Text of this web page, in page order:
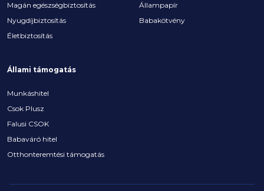
Magán egészségbiztosítás
Nyugdíjbiztosítás
Életbiztosítás
Állampapír
Babakötvény
Állami támogatás
Munkáshitel
Csok Plusz
Falusi CSOK
Babaváró hitel
Otthonteremtési támogatás